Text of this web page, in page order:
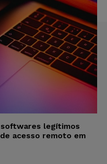
legítimos
acesso remoto em